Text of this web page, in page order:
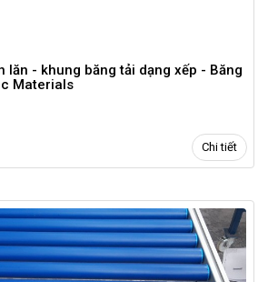
lăn - khung băng tải dạng xếp - Băng
Materials
Chi tiết